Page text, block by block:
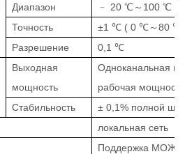
Диапазон ﹣ 20 ℃～ 100 ℃
Точность
±1 ℃ ( 0 ℃～80 ℃)
Разрешение
0,1 ℃
Выходная
мощность
Одноканальная
рабочая
Стабильность
± 0,1% полной
локальная сеть
Поддержка